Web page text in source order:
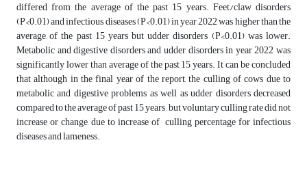
differed from the average of the past 15 years. Feet/claw disorders
(P<0.01) and infectious diseases (P<0.01) in year 2022 was higher than the
average of the past 15 years but udder disorders (P<0.01) was lower.
Metabolic and digestive disorders and udder disorders in year 2022 was
significantly lower than average of the past 15 years. It can be concluded
that although in the final year of the report, the culling of cows due to
metabolic and digestive problems as well as udder disorders decreased
compared to the average of past 15 years , but voluntary culling rate did not
increase or change, due to increase of culling percentage for infectious
diseases and lameness.